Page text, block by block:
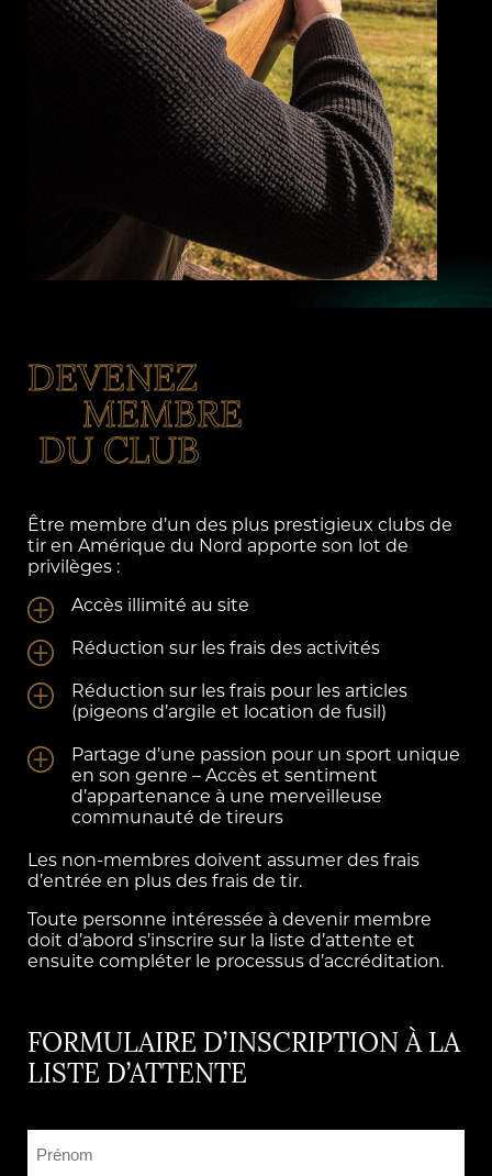
DEVENEZ
MEMBRE
DU CLUB
Être membre d’un des plus prestigieux clubs de
tir en Amérique du Nord apporte son lot de
privilèges :
Accès illimité au site
Réduction sur les frais des activités
Réduction sur les frais pour les articles
(pigeons d’argile et location de fusil)
Partage d’une passion pour un sport unique
en son genre – Accès et sentiment
d’appartenance à une merveilleuse
communauté de tireurs
Les non-membres doivent assumer des frais
d’entrée en plus des frais de tir.
Toute personne intéressée à devenir membre
doit d’abord s’inscrire sur la liste d’attente et
ensuite compléter le processus d’accréditation.
FORMULAIRE D’INSCRIPTION À LA
LISTE D’ATTENTE